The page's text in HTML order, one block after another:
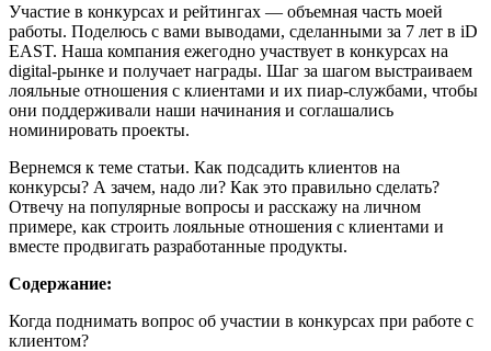
Участие в конкурсах и рейтингах — объемная часть моей
работы. Поделюсь с вами выводами, сделанными за 7 лет в iD
EAST. Наша компания ежегодно участвует в конкурсах на
digital-рынке и получает награды. Шаг за шагом выстраиваем
лояльные отношения с клиентами и их пиар-службами, чтобы
они поддерживали наши начинания и соглашались
номинировать проекты.
Вернемся к теме статьи. Как подсадить клиентов на
конкурсы? А зачем, надо ли? Как это правильно сделать?
Отвечу на популярные вопросы и расскажу на личном
примере, как строить лояльные отношения с клиентами и
вместе продвигать разработанные продукты.
Содержание:
Когда поднимать вопрос об участии в конкурсах при работе с
клиентом?